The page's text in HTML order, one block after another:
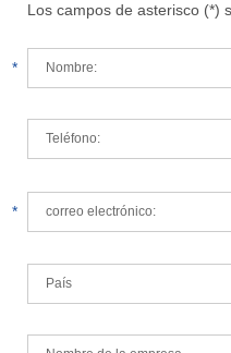
Los campos de asterisco (*)
*
*